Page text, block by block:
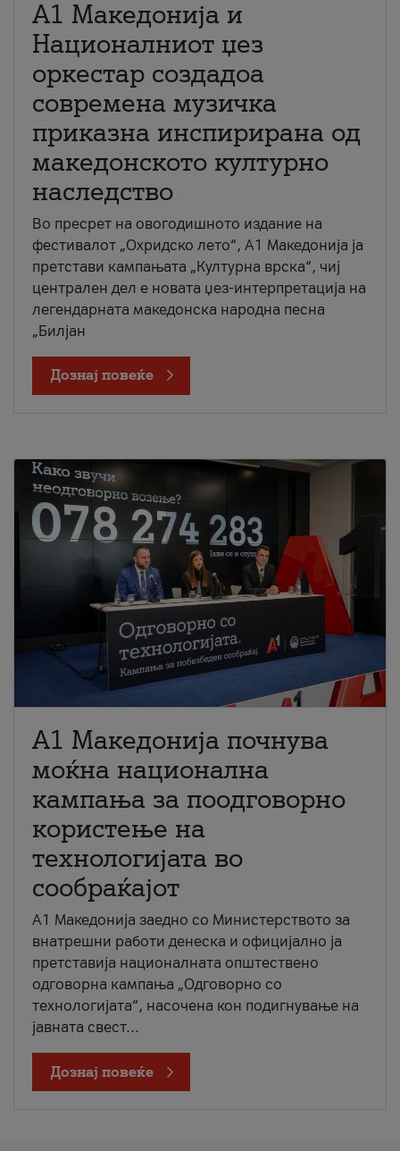
А1 Македонија и
Националниот џез
оркестар создадоа
современа музичка
приказна инспирирана од
македонското културно
наследство
Во пресрет на овогодишното издание на
фестивалот „Охридско лето“, А1 Македонија ја
претстави кампањата „Културна врска“, чиј
централен дел е новата џез-интерпретација на
легендарната македонска народна песна
„Билјан
Дознај повеќе
A1 Македонија почнува
моќна национална
кампања за поодговорно
користење на
технологијата во
сообраќајот
A1 Македонија заедно со Министерството за
внатрешни работи денеска и официјално ја
претставија националната општествено
одговорна кампања „Одговорно со
технологијата“, насочена кон подигнување на
јавната свест...
Дознај повеќе